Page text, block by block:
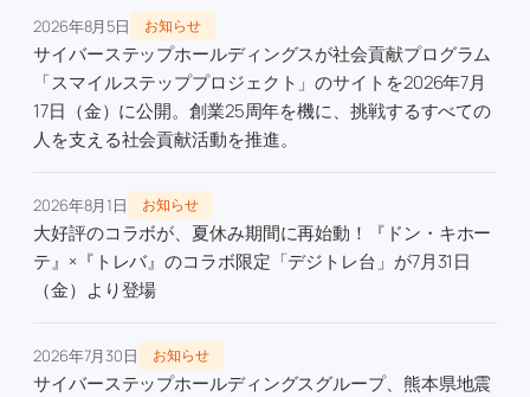
2026年8月5日 お知らせ
サイバーステップホールディングスが社会貢献プログラム
「スマイルステッププロジェクト」のサイトを2026年7月
17日（金）に公開。創業25周年を機に、挑戦するすべての
人を支える社会貢献活動を推進。
2026年8月1日 お知らせ
大好評のコラボが、夏休み期間に再始動！『ドン・キホー
テ』×『トレバ』のコラボ限定「デジトレ台」が7月31日
（金）より登場
2026年7月30日 お知らせ
サイバーステップホールディングスグループ、熊本県地震